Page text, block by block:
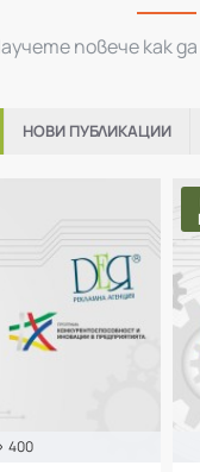
повече как
НОВИ ПУБЛИКАЦИИ
400